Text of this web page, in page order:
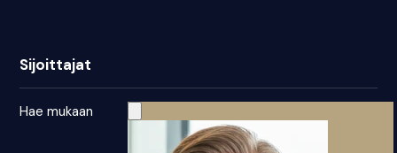
Sijoittajat
Hae mukaan